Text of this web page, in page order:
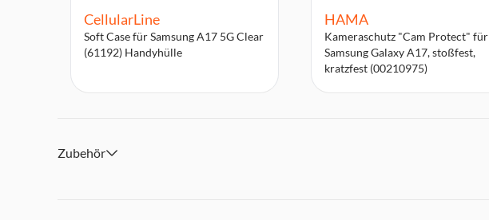
CellularLine
Soft Case für Samsung A17 5G Clear
(61192) Handyhülle
HAMA
Kameraschutz "Cam Protect" für
Samsung Galaxy A17, stoßfest,
kratzfest (00210975)
Zubehör